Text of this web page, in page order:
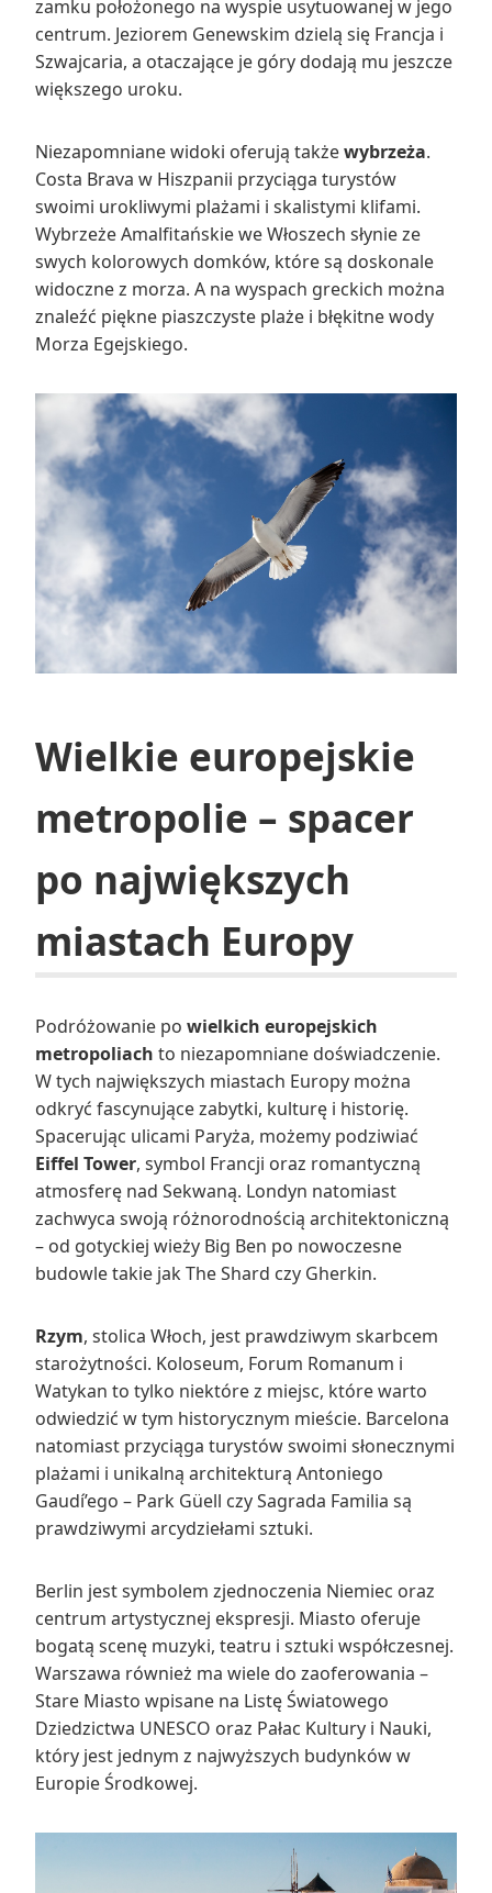
zamku położonego na wyspie usytuowanej w jego
centrum. Jeziorem Genewskim dzielą się Francja i
Szwajcaria, a otaczające je góry dodają mu jeszcze
większego uroku.
Niezapomniane widoki oferują takżewybrzeża.
Costa Brava w Hiszpanii przyciąga turystów
swoimi urokliwymi plażami i skalistymi klifami.
Wybrzeże Amalfitańskie we Włoszech słynie ze
swych kolorowych domków, które są doskonale
widoczne z morza. A na wyspach greckich można
znaleźć piękne piaszczyste plaże i błękitne wody
Morza Egejskiego.
Wielkie europejskie
metropolie – spacer
po największych
miastach Europy
Podróżowanie po wielkich europejskich
metropoliach to niezapomniane doświadczenie.
W tych największych miastach Europy można
odkryć fascynujące zabytki, kulturę i historię.
Spacerując ulicami Paryża, możemy podziwiać
Eiffel Tower, symbol Francji oraz romantyczną
atmosferę nad Sekwaną. Londyn natomiast
zachwyca swoją różnorodnością architektoniczną
– od gotyckiej wieży Big Ben po nowoczesne
budowle takie jak The Shard czy Gherkin.
Rzym, stolica Włoch, jest prawdziwym skarbcem
starożytności. Koloseum, Forum Romanum i
Watykan to tylko niektóre z miejsc, które warto
odwiedzić w tym historycznym mieście. Barcelona
natomiast przyciąga turystów swoimi słonecznymi
plażami i unikalną architekturą Antoniego
Gaudí’ego – Park Güell czy Sagrada Familia są
prawdziwymi arcydziełami sztuki.
Berlin jest symbolem zjednoczenia Niemiec oraz
centrum artystycznej ekspresji. Miasto oferuje
bogatą scenę muzyki, teatru i sztuki współczesnej.
Warszawa również ma wiele do zaoferowania –
Stare Miasto wpisane na Listę Światowego
Dziedzictwa UNESCO oraz Pałac Kultury i Nauki,
który jest jednym z najwyższych budynków w
Europie Środkowej.